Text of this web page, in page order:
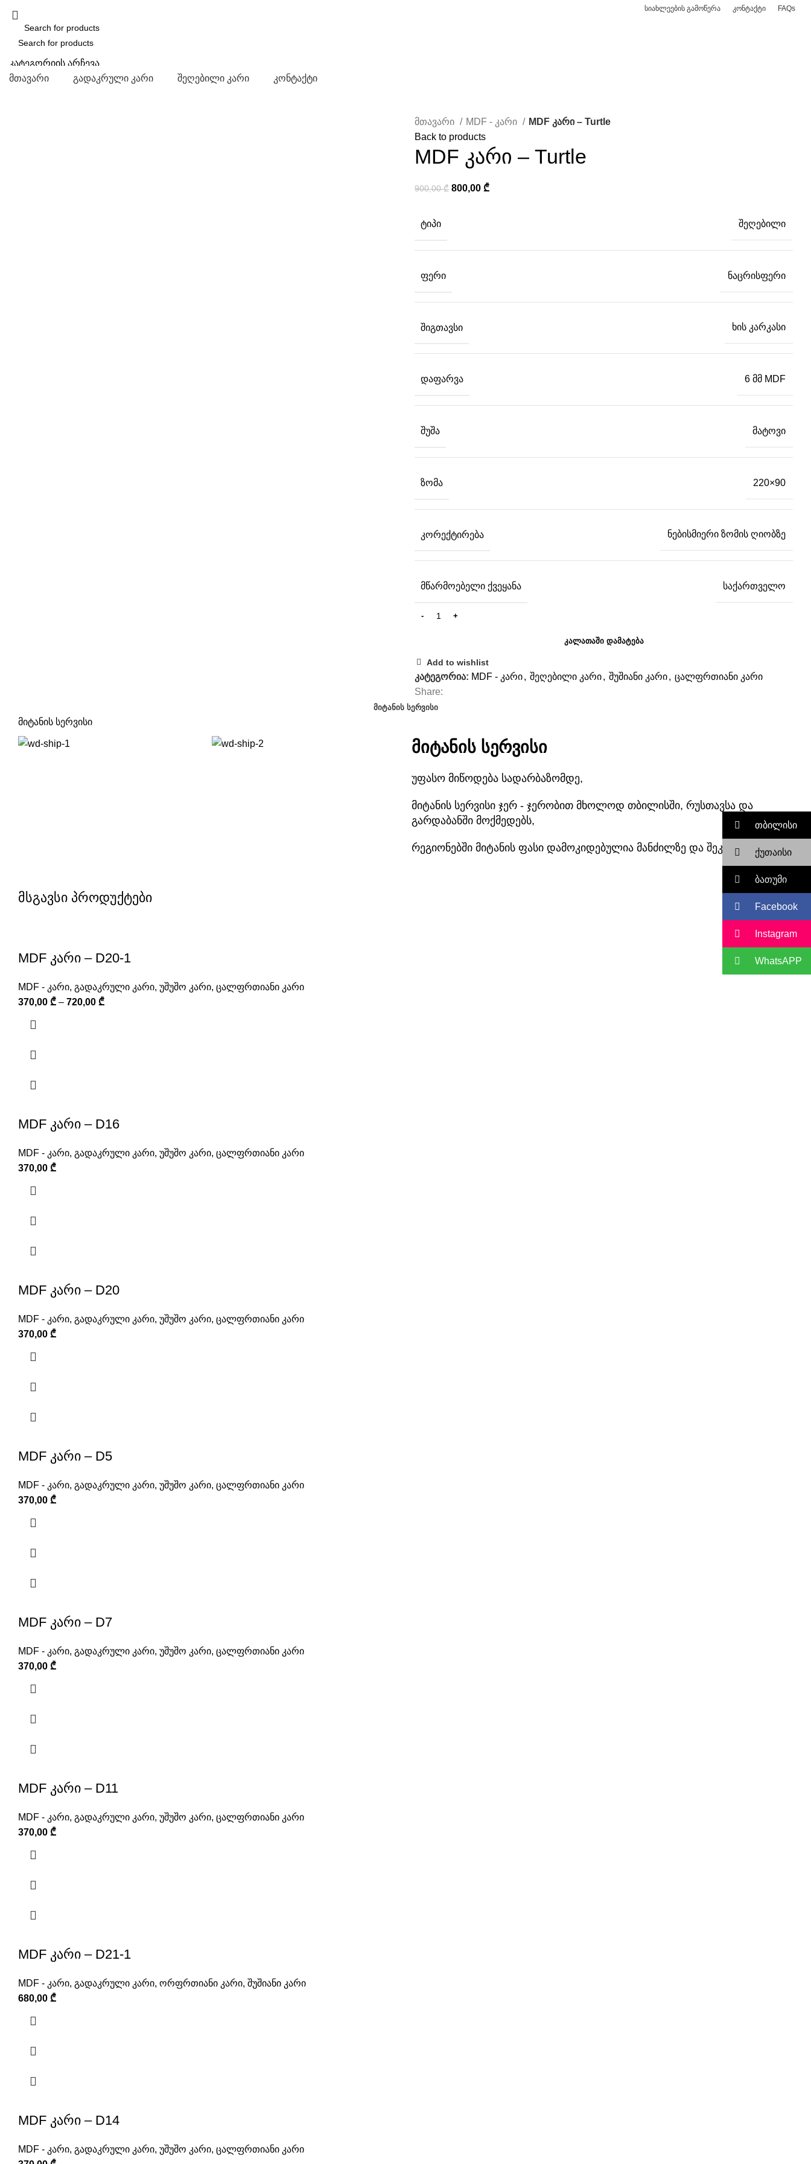
სიახლეების გამოწერა კონტაქტი FAQs
მთავარი გადაკრული კარი შეღებილი კარი კონტაქტი
მთავარი MDF - კარი
MDF კარი – Turtle
Back to products
MDF კარი – Turtle
900,00₾ 800,00 ₾
ᲢᲘᲞᲘ შეღებილი
ᲤᲔᲠᲘ ნაცრისფერი
ᲨᲘᲒᲗᲐᲕᲡᲘ ხის კარკასი
ᲓᲐᲤᲐᲠᲕᲐ 6 მმ MDF
ᲨᲣᲨᲐ მატოვი
ᲖᲝᲛᲐ 220×90
ᲙᲝᲠᲔᲥᲢᲘᲠᲔᲑᲐ ნებისმიერი ზომის ღიობზე
ᲛᲬᲐᲠᲛᲝᲔᲑᲔᲚᲘ ᲥᲕᲔᲧᲐᲜᲐ საქართველო
ᲙᲐᲚᲐᲗᲐᲨᲘ ᲓᲐᲛᲐᲢᲔᲑᲐ
Add to wishlist
კატეგორია: MDF - კარი, შეღებილი კარი, შუშიანი კარი, ცალფრთიანი კარი
Share:
ᲛᲘᲢᲐᲜᲘᲡ ᲡᲔᲠᲕᲘᲡᲘ
მიტანის სერვისი
მიტანის სერვისი
უფასო მიწოდება სადარბაზომდე,
მიტანის სერვისი ჯერ - ჯერობით მხოლოდ თბილისში, რუსთავსა და
გარდაბანში მოქმედებს,
რეგიონებში მიტანის ფასი დამოკიდებულია მანძილზე და შეკვეთაზე
მსგავსი პროდუქტები
MDF კარი – D20-1
MDF - კარი, გადაკრული კარი, უშუშო კარი, ცალფრთიანი კარი
370,00 ₾ – 720,00 ₾
MDF კარი – D16
MDF - კარი, გადაკრული კარი, უშუშო კარი, ცალფრთიანი კარი
370,00 ₾
MDF კარი – D20
MDF - კარი, გადაკრული კარი, უშუშო კარი, ცალფრთიანი კარი
370,00 ₾
MDF კარი – D5
MDF - კარი, გადაკრული კარი, უშუშო კარი, ცალფრთიანი კარი
370,00 ₾
MDF კარი – D7
MDF - კარი, გადაკრული კარი, უშუშო კარი, ცალფრთიანი კარი
370,00 ₾
MDF კარი – D11
MDF - კარი, გადაკრული კარი, უშუშო კარი, ცალფრთიანი კარი
370,00 ₾
MDF კარი – D21-1
MDF - კარი, გადაკრული კარი, ორფრთიანი კარი, შუშიანი კარი
680,00 ₾
MDF კარი – D14
MDF - კარი, გადაკრული კარი, უშუშო კარი, ცალფრთიანი კარი
კატეგორიის არჩევა
SEARCH
თბილისი
ქუთაისი
ბათუმი
Facebook
Instagram
WhatsAPP